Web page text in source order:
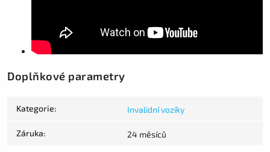
Doplňkové parametry
Kategorie: Invalidní vozíky
Záruka: 24 měsíců